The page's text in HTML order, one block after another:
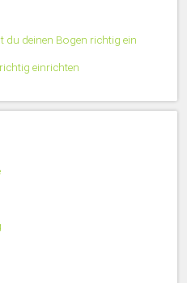
deinen Bogen richtig ein
einrichten